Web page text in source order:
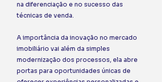
na diferenciação e no sucesso das
técnicas de venda.
A importância da inovação no mercado
imobiliário vai além da simples
modernização dos processos, ela abre
portas para oportunidades únicas de